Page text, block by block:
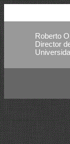
Roberto O.
Director de la
Universidad